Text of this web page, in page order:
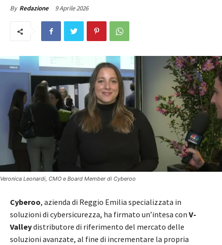
By Redazione 9 Aprile 2026
Veronica Leonardi, CMO e Board Member di Cyberoo
Cyberoo, azienda di Reggio Emilia specializzata in
soluzioni di cybersicurezza, ha firmato un’intesa con V-
Valleydistributore di riferimento del mercato delle
soluzioni avanzate, al fine di incrementare la propria